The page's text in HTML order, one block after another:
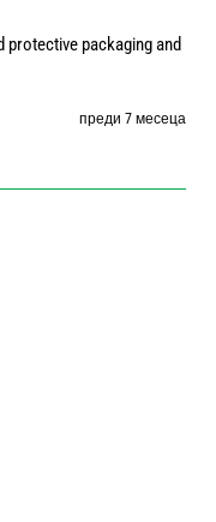
protective packaging and
преди 7 месеца